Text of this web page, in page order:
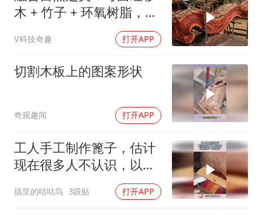
全民健身事业高质量发展
乐享全民健身 共筑健康中国
木 + 竹子 + 环氧树脂，
DIY自制桌子惊艳全场
V科技奇趣 打开APP
切割木板上的图案形状
奇观趣闻 打开APP
工人手工制作篦子，估计
现在很多人不认识，以前
搞笑的咕咕鸟 3跟贴 打开APP